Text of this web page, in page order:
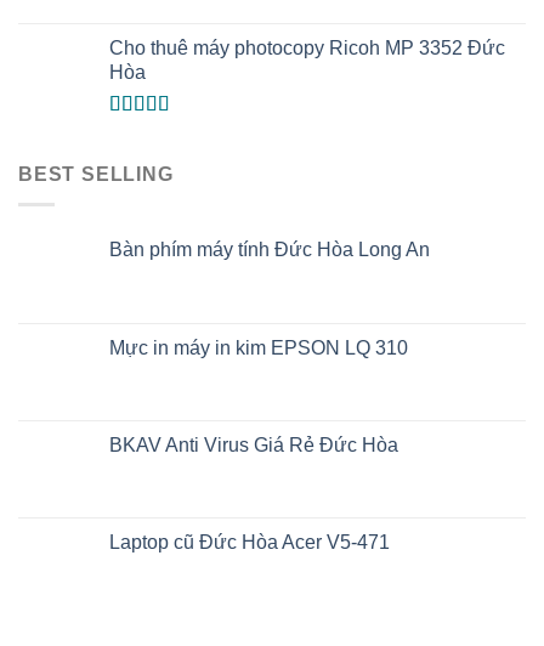
Cho thuê máy photocopy Ricoh MP 3352 Đức
Hòa
sao
BEST SELLING
Bàn phím máy tính Đức Hòa Long An
Mực in máy in kim EPSON LQ 310
BKAV Anti Virus Giá Rẻ Đức Hòa
Laptop cũ Đức Hòa Acer V5-471